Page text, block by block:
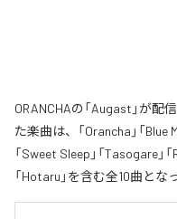
ORANCHAの「Augast」が
た楽曲は、「Orancha」「Blue
「Sweet Sleep」「Tasogare」
「Hotaru」を含む全10曲とな